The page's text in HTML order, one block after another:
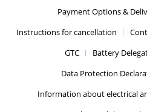
Payment Options &
Instructions for cancellation
GTC
Battery
Data Protection
Information about electrical